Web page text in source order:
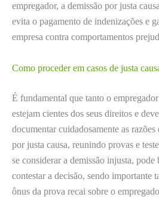
empregador, a demissão por justa
evita o pagamento de indenizações e
empresa contra comportamentos
Como proceder em casos de justa
É fundamental que tanto o
estejam cientes dos seus direitos e
documentar cuidadosamente as
por justa causa, reunindo provas e
se considerar a demissão injusta,
contestar a decisão, sendo importante
ônus da prova recai sobre o